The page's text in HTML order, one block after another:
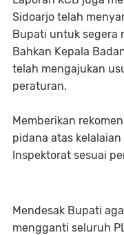
Sidoarjo telah
Bupati untuk segera
Bahkan Kepala
telah mengajukan
peraturan.
Memberikan
pidana atas
Inspektorat sesuai
Mendesak Bupati
mengganti seluruh